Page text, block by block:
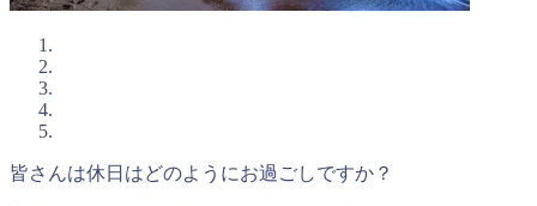
皆さんは休日はどのようにお過ごしですか？